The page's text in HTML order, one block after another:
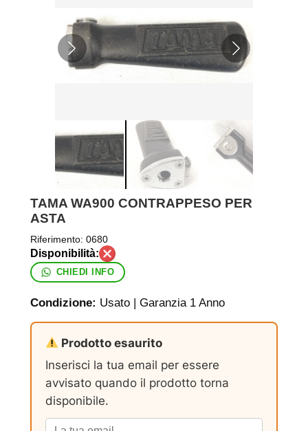
TAMA WA900 CONTRAPPESO PER
ASTA
Riferimento: 0680
CHIEDI INFO
Condizione: Usato | Garanzia 1 Anno
Prodotto esaurito
Inserisci la tua email per essere
avvisato quando il prodotto torna
disponibile.